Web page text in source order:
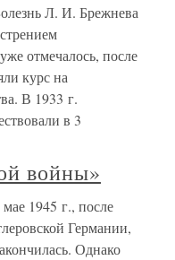
Л. И. Брежнева
отмечалось, после
курс на
В 1933 г.
в 3
войны»
1945 г., после
Германии,
Однако